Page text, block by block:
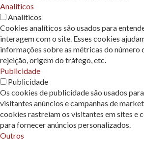
Analíticos
Analíticos
Cookies analíticos são usados ​​para
interagem com o site. Esses cookies
informações sobre as métricas do número
rejeição, origem do tráfego, etc.
Publicidade
Publicidade
Os cookies de publicidade são usados
visitantes anúncios e campanhas de
cookies rastreiam os visitantes em sites e
para fornecer anúncios personalizados.
Outros